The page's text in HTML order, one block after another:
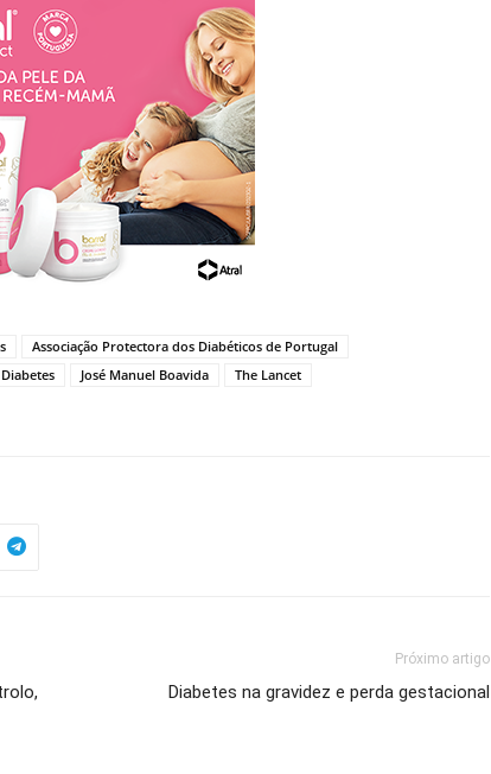
Associação Protectora dos Diabéticos de Portugal
José Manuel Boavida
The Lancet
Próximo artigo
Diabetes na gravidez e perda gestacional